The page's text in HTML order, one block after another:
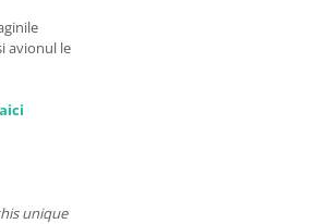
avionul le
aici
unique